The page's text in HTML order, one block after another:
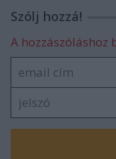
Szólj hozzá!
A hozzászóláshoz